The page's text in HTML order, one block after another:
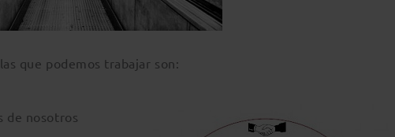
que podemos trabajar son:
de nosotros